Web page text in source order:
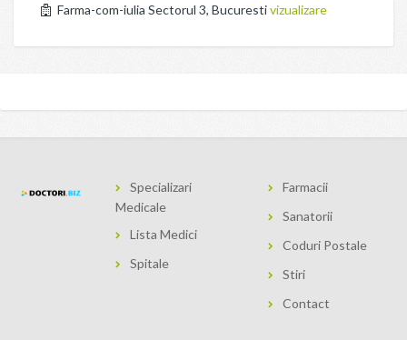
Farma-com-iulia Sectorul 3, Bucurestivizualizare
Specializari
Medicale
Lista Medici
Spitale
Farmacii
Sanatorii
Coduri Postale
Stiri
Contact